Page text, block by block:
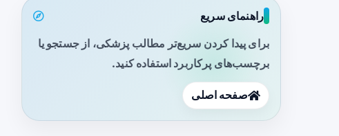
راهنمای سریع
برای پیدا کردن سریع‌تر مطالب پزشکی، از جستجو یا
برچسب‌های پرکاربرد استفاده کنید.
صفحه اصلی